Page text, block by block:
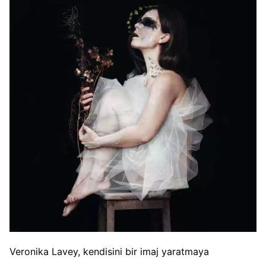
Veronika Lavey, kendisini bir imaj yaratmaya